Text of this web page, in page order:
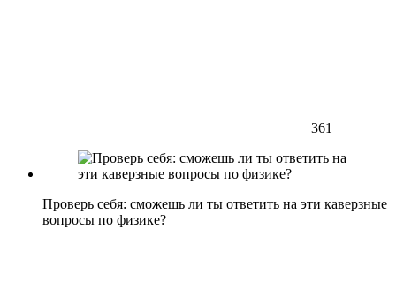
361
Проверь себя: сможешь ли ты ответить на эти каверзные
вопросы по физике?